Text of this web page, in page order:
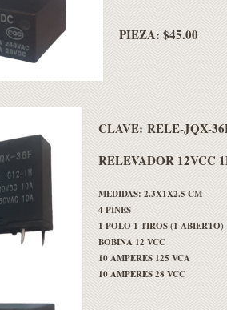
PIEZA: $45.00
CLAVE: RELE-JQX-
RELEVADOR 12VCC
MEDIDAS: 2.3X1X2.5 CM
4 PINES
1 POLO 1 TIROS (1 ABIERTO)
BOBINA 12 VCC
10 AMPERES 125 VCA
10 AMPERES 28 VCC